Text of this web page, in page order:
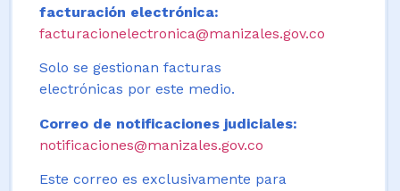
facturación electrónica:
facturacionelectronica@manizales.gov.co
Solo se gestionan facturas
electrónicas por este medio.
Correo de notificaciones judiciales:
notificaciones@manizales.gov.co
Este correo es exclusivamente para